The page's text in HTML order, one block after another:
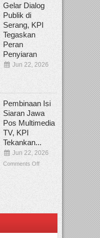
Gelar Dialog
Publik di
Serang, KPI
Tegaskan
Peran
Penyiaran
Jun 22, 2026
Pembinaan Isi
Siaran Jawa
Pos Multimedia
TV, KPI
Tekankan...
Jun 22, 2026
Comments Off